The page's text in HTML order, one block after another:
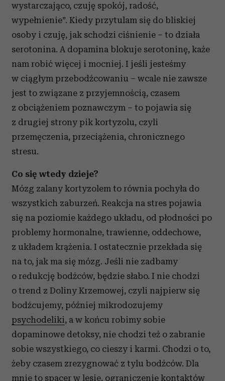
wystarczająco, czuję spokój, radość,
wypełnienie”. Kiedy przytulam się do bliskiej
osoby i czuję, jak schodzi ciśnienie – to działa
serotonina. A dopamina blokuje serotoninę, każe
nam robić więcej i mocniej. I jeśli jesteśmy
w ciągłym przebodźcowaniu – wcale nie zawsze
jest to związane z przyjemnością, czasem
z obciążeniem poznawczym – to pojawia się
z drugiej strony pik kortyzolu, czyli
przemęczenia, przeciążenia, chronicznego
stresu.
Co się wtedy dzieje?
Mózg zalany kortyzolem to równia pochyła do
wszystkich zaburzeń. Reakcja na stres pojawia
się na poziomie każdego układu, od płodności po
problemy hormonalne, trawienne, oddechowe,
z układem krążenia. I ostatecznie przekłada się
na to, jak ma się mózg. Jeśli nie zadbamy
o redukcję bodźców, będzie słabo. I nie chodzi
o trend z Doliny Krzemowej, czyli najpierw się
bodźcujemy, później mikrodozujemy
psychodeliki, a w końcu robimy sobie
dopaminowe detoksy, nie chodzi też o zabranie
sobie wszystkiego, co cieszy i karmi. Chodzi o to,
żeby czasem zrezygnować z tylu bodźców. Dla
mnie to spacer w lesie, ograniczenie kontaktów